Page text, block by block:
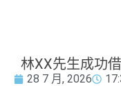
林XX先生成功
28 7 月, 2026